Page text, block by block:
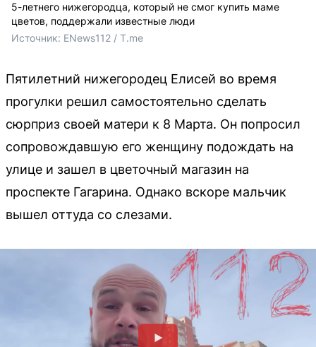
5-летнего нижегородца, который не смог купить маме
цветов, поддержали известные люди
Источник: ENews112 / T.me
Пятилетний нижегородец Елисей во время
прогулки решил самостоятельно сделать
сюрприз своей матери к 8 Марта. Он попросил
сопровождавшую его женщину подождать на
улице и зашел в цветочный магазин на
проспекте Гагарина. Однако вскоре мальчик
вышел оттуда со слезами.